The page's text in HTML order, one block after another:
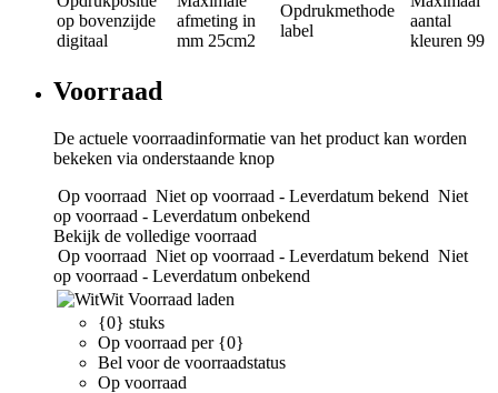
op bovenzijde
digitaal
afmeting in
mm 25cm2
Opdrukmethode
label
aantal
kleuren 99
Voorraad
De actuele voorraadinformatie van het product kan worden
bekeken via onderstaande knop
Op voorraad Niet op voorraad - Leverdatum bekend Niet
op voorraad - Leverdatum onbekend
Bekijk de volledige voorraad
Op voorraad Niet op voorraad - Leverdatum bekend Niet
op voorraad - Leverdatum onbekend
Wit Voorraad laden
{0} stuks
Op voorraad per {0}
Bel voor de voorraadstatus
Op voorraad